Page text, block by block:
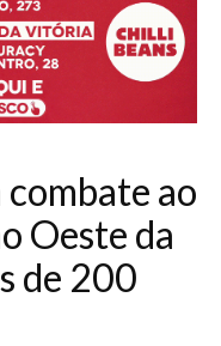
ao
Oeste da
de 200